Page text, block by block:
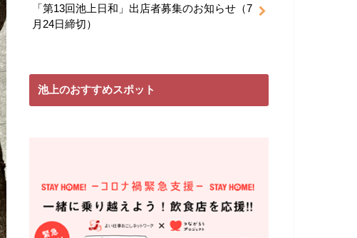
「第13回池上日和」出店者募集のお知らせ（7
月24日締切）
池上のおすすめスポット